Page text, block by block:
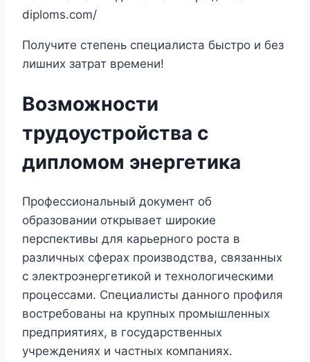
diploms.com/
Получите степень специалиста быстро и без
лишних затрат времени!
Возможности
трудоустройства с
дипломом энергетика
Профессиональный документ об
образовании открывает широкие
перспективы для карьерного роста в
различных сферах производства, связанных
с электроэнергетикой и технологическими
процессами. Специалисты данного профиля
востребованы на крупных промышленных
предприятиях, в государственных
учреждениях и частных компаниях.